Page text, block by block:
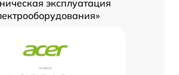
эксплуатация